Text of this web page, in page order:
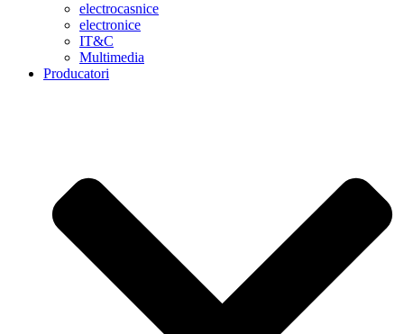
electrocasnice
electronice
IT&C
Multimedia
Producatori